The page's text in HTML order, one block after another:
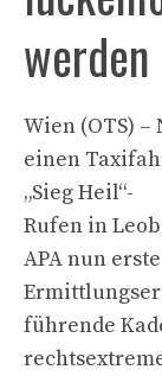
werden
Wien (OTS)
einen
„Sieg Heil“-
Rufen in
APA nun erste
führende